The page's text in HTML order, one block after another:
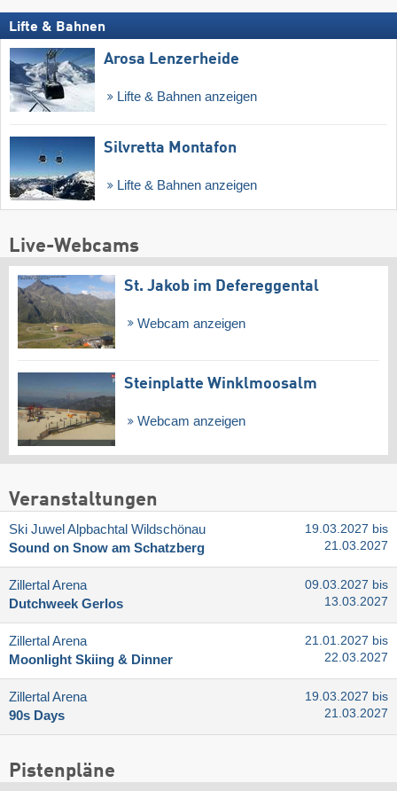
Lifte & Bahnen
Arosa Lenzerheide
Lifte & Bahnen anzeigen
Silvretta Montafon
Lifte & Bahnen anzeigen
Live-Webcams
St. Jakob im Defereggental
Webcam anzeigen
Steinplatte Winklmoosalm
Webcam anzeigen
Veranstaltungen
Ski Juwel Alpbachtal Wildschönau
Sound on Snow am Schatzberg
19.03.2027 bis
21.03.2027
Zillertal Arena
Dutchweek Gerlos
09.03.2027 bis
13.03.2027
Zillertal Arena
Moonlight Skiing & Dinner
21.01.2027 bis
22.03.2027
Zillertal Arena
90s Days
19.03.2027 bis
21.03.2027
Pistenpläne